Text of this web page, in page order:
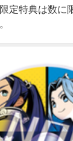
定特典は数に